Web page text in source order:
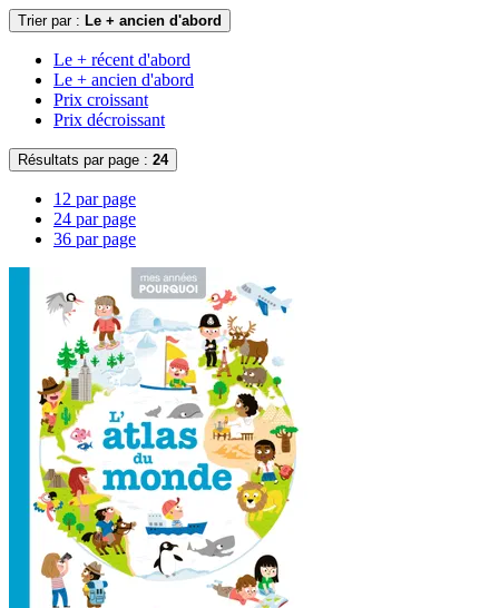
Trier par : Le + ancien d'abord
Le + récent d'abord
Le + ancien d'abord
Prix croissant
Prix décroissant
Résultats par page : 24
12 par page
24 par page
36 par page